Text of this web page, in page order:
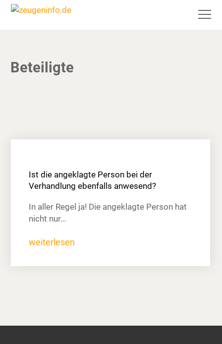
Beteiligte
Ist die angeklagte Person bei der
Verhandlung ebenfalls anwesend?
In aller Regel ja! Die angeklagte Person hat
nicht nur…
weiterlesen